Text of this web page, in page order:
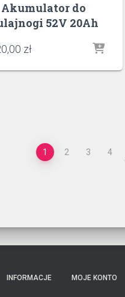
Akumulator do
52V 20Ah
zł
1 2 3 4
INFORMACJE MOJE KONTO